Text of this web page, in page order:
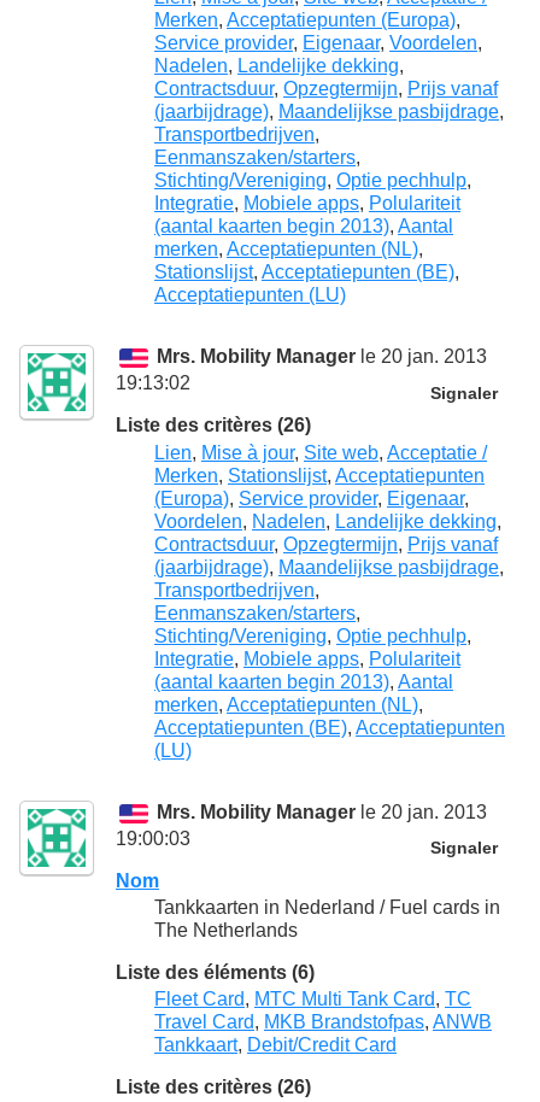
Merken, Acceptatiepunten (Europa),
Service provider, Eigenaar, Voordelen,
Nadelen, Landelijke dekking,
Contractsduur, Opzegtermijn, Prijs vanaf
(jaarbijdrage), Maandelijkse pasbijdrage,
Transportbedrijven,
Eenmanszaken/starters,
Stichting/Vereniging, Optie pechhulp,
Integratie, Mobiele apps, Polulariteit
(aantal kaarten begin 2013), Aantal
merken, Acceptatiepunten (NL),
Stationslijst, Acceptatiepunten (BE),
Acceptatiepunten (LU)
Mrs. Mobility Manager le 20 jan. 2013
19:13:02
Signaler
Liste des critères (26)
Lien, Mise à jour, Site web, Acceptatie /
Merken, Stationslijst, Acceptatiepunten
(Europa), Service provider, Eigenaar,
Voordelen, Nadelen, Landelijke dekking,
Contractsduur, Opzegtermijn, Prijs vanaf
(jaarbijdrage), Maandelijkse pasbijdrage,
Transportbedrijven,
Eenmanszaken/starters,
Stichting/Vereniging, Optie pechhulp,
Integratie, Mobiele apps, Polulariteit
(aantal kaarten begin 2013), Aantal
merken, Acceptatiepunten (NL),
Acceptatiepunten (BE), Acceptatiepunten
(LU)
Mrs. Mobility Manager le 20 jan. 2013
19:00:03
Signaler
Nom
Tankkaarten in Nederland / Fuel cards in
The Netherlands
Liste des éléments (6)
Fleet Card, MTC Multi Tank Card, TC
Travel Card, MKB Brandstofpas, ANWB
Tankkaart, Debit/Credit Card
Liste des critères (26)